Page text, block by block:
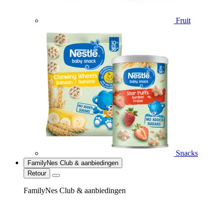
Fruit
Snacks
FamilyNes Club & aanbiedingen
Retour
FamilyNes Club & aanbiedingen